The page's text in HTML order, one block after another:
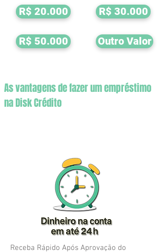
R$ 20.000
R$ 50.000
R$ 30.000
Outro Valor
As vantagens de fazer um empréstimo
na Disk Crédito
Receba Rápido Após Aprovação do